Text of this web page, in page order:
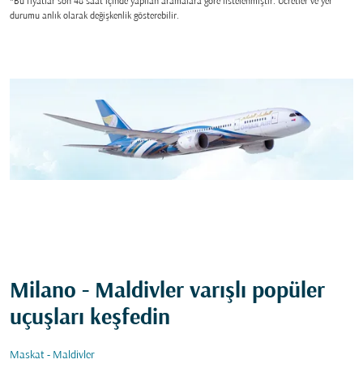
durumu anlık olarak değişkenlik gösterebilir.
Milano - Maldivler varışlı popüler
uçuşları keşfedin
Maskat - Maldivler